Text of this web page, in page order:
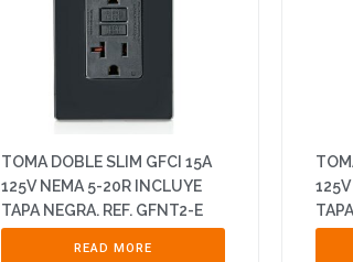
TOMA DOBLE SLIM GFCI 15A
125V NEMA 5-20R INCLUYE
TAPA NEGRA. REF. GFNT2-E
READ MORE